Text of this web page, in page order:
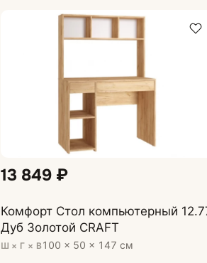
13 849 ₽
Комфорт Стол компьютерный
Дуб Золотой CRAFT
Ш × Г × В100 × 50 × 147 см